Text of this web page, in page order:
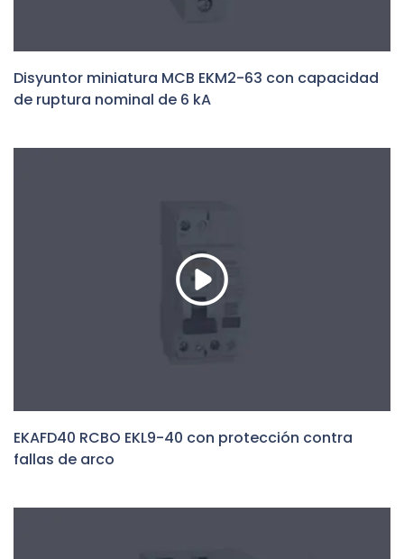
Disyuntor miniatura MCB EKM2-63 con capacidad
de ruptura nominal de 6 kA
EKAFD40 RCBO EKL9-40 con protección contra
fallas de arco